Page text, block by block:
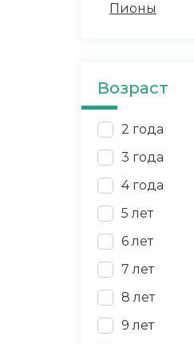
Пионы
Возраст
2 года
3 года
4 года
5 лет
6 лет
7 лет
8 лет
9 лет